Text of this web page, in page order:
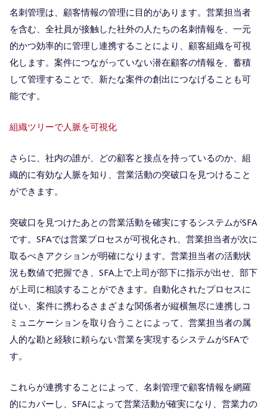
名刺管理は、顧客情報の管理に目的があります。営業担当者
を含む、全社員が接触した社外の人たちの名刺情報を、一元
的かつ効率的に管理し連携することにより、顧客組織を可視
化します。案件につながっていない潜在顧客の情報を、蓄積
して管理することで、新たな案件の創出につなげることも可
能です。
組織ツリーで人脈を可視化
さらに、社内の誰が、どの顧客と接点を持っているのか、組
織的に有効な人脈を知り、営業活動の突破口を見つけること
ができます。
突破口を見つけたあとの営業活動を確実にするシステムがSFA
です。SFAでは営業プロセスが可視化され、営業担当者が次に
取るべきアクションが明確になります。営業担当者の活動状
況も数値で把握でき、SFA上で上司が部下に指示が出せ、部下
が上司に相談することができます。自動化されたプロセスに
従い、案件に携わるさまざまな関係者が縦横無尽に連携しコ
ミュニケーションを取り合うことによって、営業担当者の属
人的な勘と経験に頼らない営業を実現するシステムがSFAで
す。
これらが連携することによって、名刺管理で顧客情報を網羅
的にカバーし、SFAによって営業活動が確実になり、営業力の